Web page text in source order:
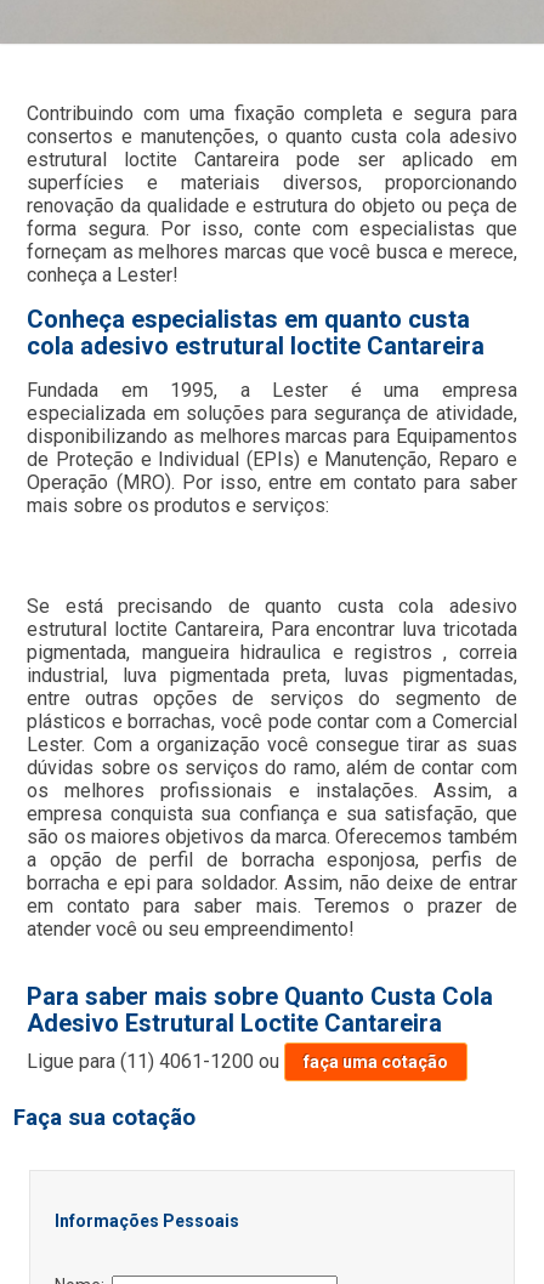
Contribuindo com uma fixação completa e segura para
consertos e manutenções, o quanto custa cola adesivo
estrutural loctite Cantareira pode ser aplicado em
superfícies e materiais diversos, proporcionando
renovação da qualidade e estrutura do objeto ou peça de
forma segura. Por isso, conte com especialistas que
forneçam as melhores marcas que você busca e merece,
conheça a Lester!
Conheça especialistas em quanto custa
cola adesivo estrutural loctite Cantareira
Fundada em 1995, a Lester é uma empresa
especializada em soluções para segurança de atividade,
disponibilizando as melhores marcas para Equipamentos
de Proteção e Individual (EPIs) e Manutenção, Reparo e
Operação (MRO). Por isso, entre em contato para saber
mais sobre os produtos e serviços:
Se está precisando de quanto custa cola adesivo
estrutural loctite Cantareira, Para encontrar luva tricotada
pigmentada, mangueira hidraulica e registros , correia
industrial, luva pigmentada preta, luvas pigmentadas,
entre outras opções de serviços do segmento de
plásticos e borrachas, você pode contar com a Comercial
Lester. Com a organização você consegue tirar as suas
dúvidas sobre os serviços do ramo, além de contar com
os melhores profissionais e instalações. Assim, a
empresa conquista sua confiança e sua satisfação, que
são os maiores objetivos da marca. Oferecemos também
a opção de perfil de borracha esponjosa, perfis de
borracha e epi para soldador. Assim, não deixe de entrar
em contato para saber mais. Teremos o prazer de
atender você ou seu empreendimento!
Para saber mais sobre Quanto Custa Cola
Adesivo Estrutural Loctite Cantareira
Ligue para(11) 4061-1200 ou faça uma cotação
Faça sua cotação
Informações Pessoais